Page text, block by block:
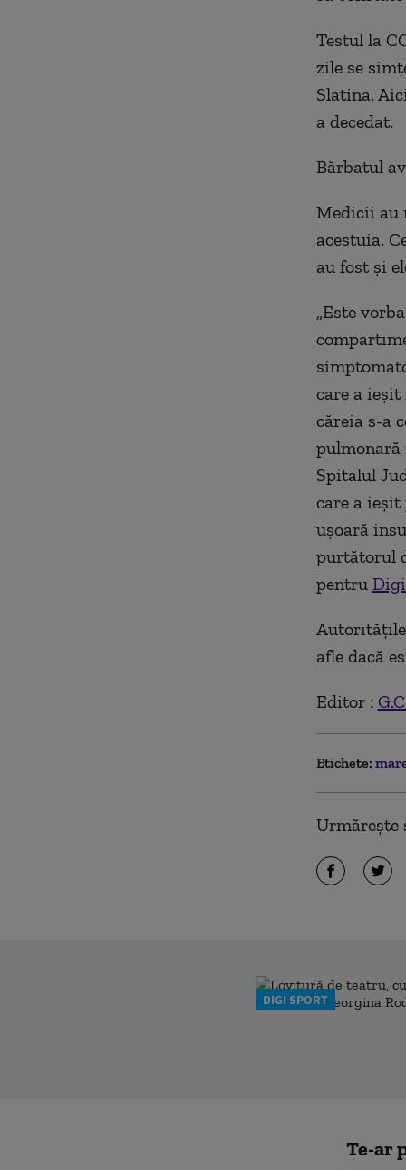
Testul la
zile se
Slatina.
a decedat.
Bărbatul
Medicii au
acestuia.
au fost și
„Este
care a
căreia s-a
pulmonară
Spitalul
care a
ușoară
purtătorul
pentru
afle dacă
Editor :
Etichete:
Urmărește
DIGI SPORT
Te-ar